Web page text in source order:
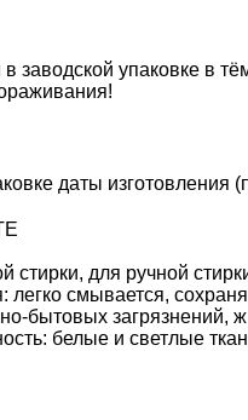
заводской упаковке в
даты
стирки, для ручной
: легко смывается,
бытовых загрязнений,
: белые и светлые